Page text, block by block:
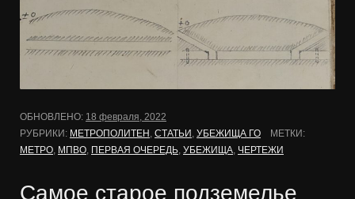
ОБНОВЛЕНО: 18 февраля, 2022
РУБРИКИ: МЕТРОПОЛИТЕН СТАТЬИ УБЕЖИЩА ГО
МЕТКИ:
МЕТРО МПВО ПЕРВАЯ ОЧЕРЕДЬ УБЕЖИЩА ЧЕРТЕЖИ
Самое старое подземелье